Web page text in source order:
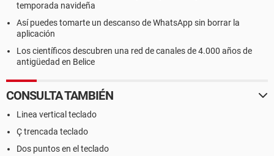
temporada navideña
Así puedes tomarte un descanso de WhatsApp sin borrar la
aplicación
Los científicos descubren una red de canales de 4.000 años de
antigüedad en Belice
CONSULTA TAMBIÉN
Linea vertical teclado
Ç trencada teclado
Dos puntos en el teclado